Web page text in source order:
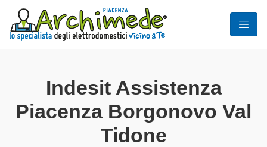
Indesit Assistenza
Piacenza Borgonovo Val
Tidone